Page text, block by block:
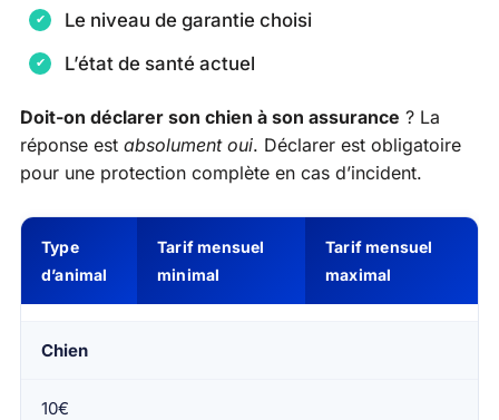
Le niveau de garantie choisi
L’état de santé actuel
Doit-on déclarer son chien à son assurance ? La
réponse est absolument oui. Déclarer est obligatoire
pour une protection complète en cas d’incident.
Type
d’animal
Tarif mensuel
minimal
Tarif mensuel
maximal
Chien
10€